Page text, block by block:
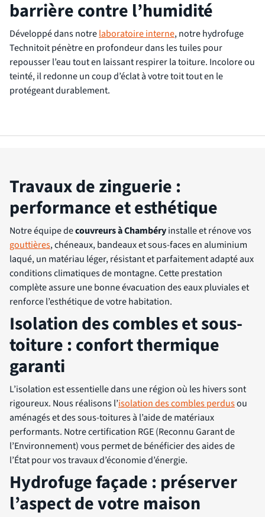
barrière contre l’humidité
Développé dans notrelaboratoire interne, notre hydrofuge
Technitoit pénètre en profondeur dans les tuiles pour
repousser l’eau tout en laissant respirer la toiture. Incolore ou
teinté, il redonne un coup d’éclat à votre toit tout en le
protégeant durablement.
Travaux de zinguerie :
performance et esthétique
Notre équipe decouvreurs à Chambéryinstalle et rénove vos
gouttières, chéneaux, bandeaux et sous-faces en aluminium
laqué, un matériau léger, résistant et parfaitement adapté aux
conditions climatiques de montagne. Cette prestation
complète assure une bonne évacuation des eaux pluviales et
renforce l’esthétique de votre habitation.
Isolation des combles et sous-
toiture : confort thermique
garanti
L’isolation est essentielle dans une région où les hivers sont
rigoureux. Nous réalisons l’isolation des combles perdusou
aménagés et des sous-toitures à l’aide de matériaux
performants. Notre certification RGE (Reconnu Garant de
l’Environnement) vous permet de bénéficier des aides de
l’État pour vos travaux d’économie d’énergie.
Hydrofuge façade : préserver
l’aspect de votre maison